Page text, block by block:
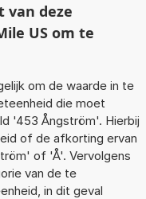
van deze
US om te
om de waarde in te
die moet
'453 Ångström'. Hierbij
of de afkorting ervan
of 'Å'. Vervolgens
van de te
in dit geval